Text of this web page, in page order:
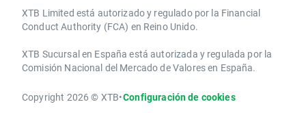
XTB Limited ​está autorizado y regulado por la ​Financial
Conduct Authority ​(FCA) en ​​Reino Unido.
XTB Sucursal en España está autorizada y regulada por la
Comisión Nacional del Mercado de Valores en España.
Copyright 2026 © XTB•Configuración de cookies